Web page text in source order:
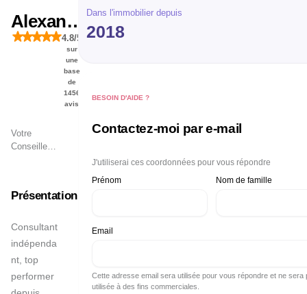
Alexandre
LOUVEL
4.8/5
sur
une
base
de
1456
avis
Votre
Conseiller
Présentation
Consultant
indépenda
nt, top
performer
Dans l'immobilier depuis
2018
BESOIN D'AIDE ?
Contactez-moi par e-mail
J'utiliserai ces coordonnées pour vous répondre
Prénom
Nom de famille
Email
Cette adresse email sera utilisée pour vous répondre et ne sera
utilisée à des fins commerciales.